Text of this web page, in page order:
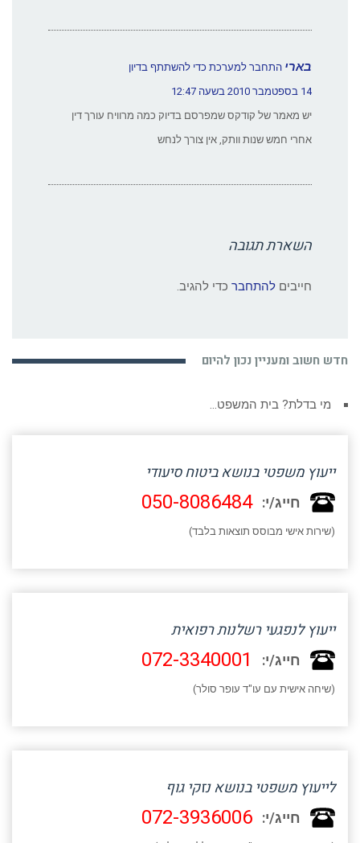
בארי התחבר למערכת כדי להשתתף בדיון
14 בספטמבר 2010 בשעה 12:47
יש מאמר של קודקס שמפרסם בדיוק כמה מרוויח עורך דין
אחרי חמש שנות וותק, אין צורך לנחש
השארת תגובה
חייבים להתחבר כדי להגיב.
חדש חשוב ומעניין נכון להיום
מי בדלת? בית המשפט…
ייעוץ משפטי בנושא ביטוח סיעודי
חייג/י: 050-8086484
(שירות אישי מבוסס תוצאות בלבד)
ייעוץ לנפגעי רשלנות רפואית
חייג/י: 072-3340001
(שיחה אישית עם עו"ד עופר סולר)
לייעוץ משפטי בנושא נזקי גוף
חייג/י: 072-3936006